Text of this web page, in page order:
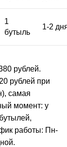
1
бутыль
1-2
рублей.
рублей при
самая
момент: у
работы: Пн-